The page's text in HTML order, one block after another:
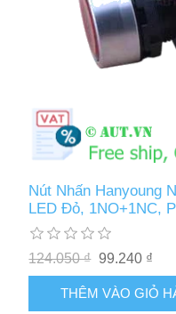
Nút Nhấn Hanyoung
LED Đỏ, 1NO+1NC,
124.050 ₫ 99.240 ₫
THÊM VÀO GIỎ